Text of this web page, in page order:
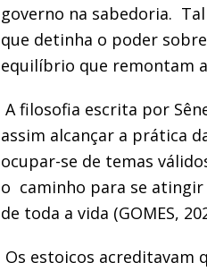
governo na sabedoria.
que detinha o poder
equilíbrio que remontam a
A filosofia escrita por
assim alcançar a prática
ocupar-se de temas
o caminho para se atingir
de toda a vida (GOMES,
Os estoicos acreditavam